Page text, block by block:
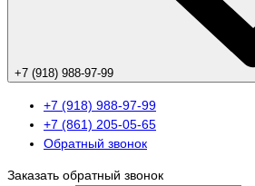
+7 (918) 988-97-99
+7 (918) 988-97-99
+7 (861) 205-05-65
Обратный звонок
Заказать обратный звонок